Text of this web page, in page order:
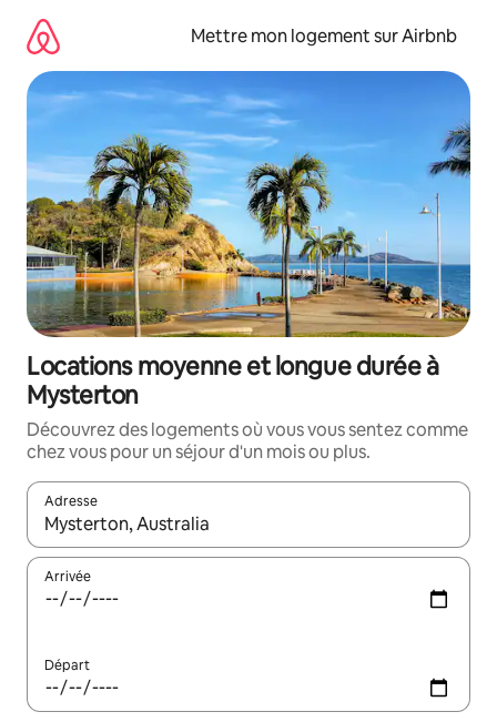
directement
contenu
Mettre mon logement sur Airbnb
Locations moyenne et longue durée à
Mysterton
Découvrez des logements où vous vous sentez comme
chez vous pour un séjour d'un mois ou plus.
Adresse
Lorsque les résultats s'affichent, utilisez les flèches vers le
Arrivée
Départ